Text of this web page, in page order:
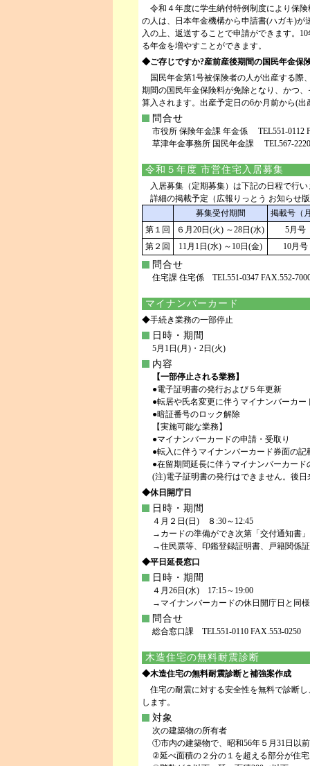
令和４年度に学生納付特例制度により保
の人は、日本年金機構から申請書(ハガキ)
入の上、返送することで申請ができます。
る年金を増やすことができます。
◆ご存じですか?産前産後期間の国民年金保
国民年金第1号被保険者の人が出産する際
期間の国民年金保険料が免除となり、かつ
算入されます。出産予定日の6か月前から(
問合せ
市役所 保険年金課 年金係 TEL551-0112
草津年金事務所 国民年金課 TEL567-2220
令和５年度 市営住宅入居募集
入居募集（定期募集）は下記の日程で行い
詳細の掲載予定（広報りっとう お知らせ
募集受付期間
掲載号（
第１回
６月20日(火) ～28日(水)
5月号
第２回
11月1日(水) ～10日(金) 10月号
問合せ
住宅課 住宅係 TEL551-0347 FAX.552-
マイナンバーカード
◆手続き業務の一部停止
日時・期間
5月1日(月)・2日(火)
内容
【一部停止される業務】
●電子証明書の発行および５年更新
●転居や氏名変更に伴うマイナンバーカ
●暗証番号のロック解除
【実施可能な業務】
●マイナンバーカードの申請・受取り
●転入に伴うマイナンバーカード券面の記
●在留期間延長に伴うマイナンバーカード
(注)電子証明書の発行はできません。後
◆休日開庁日
日時・期間
４月２日(日) ８:30～12:45
→カードの準備ができ次第「交付通知書
→住民票等、印鑑登録証明書、戸籍関係
◆平日延長窓口
日時・期間
４月26日(水) 17:15～19:00
→マイナンバーカードの休日開庁日と同
問合せ
総合窓口課 TEL551-0110 FAX.553-0250
木造住宅の無料耐震診断
◆木造住宅の無料耐震診断と補強案作成
住宅の耐震に対する安全性を無料で診断
します。
対象
次の建築物の所有者
①市内の建築物で、昭和56年５月31日以
②延べ面積の２分の１を超える部分が住